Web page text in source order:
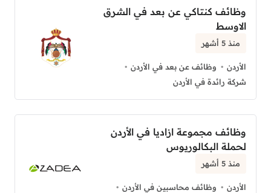
وظائف كنتاكي عن بعد في الشرق
الاوسط
منذ 5 أشهر
الأردن
وظائف عن بعد في الأردن
شركة رائدة في الأردن
وظائف مجموعة ازاديا في الأردن
لحملة البكالوريوس
منذ 5 أشهر
الأردن
وظائف محاسبين في الأردن